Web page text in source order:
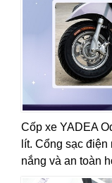
Cốp xe YADEA
lít. Cổng sạc
nắng và an toàn